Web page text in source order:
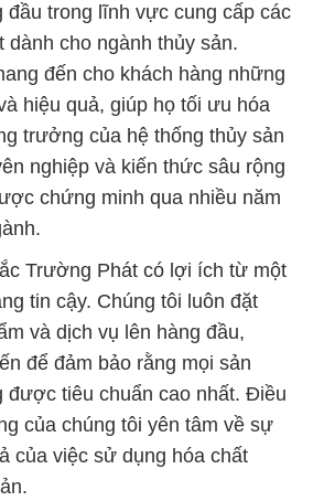
đầu trong lĩnh vực cung cấp các
dành cho ngành thủy sản.
đến cho khách hàng những
hiệu quả, giúp họ tối ưu hóa
trưởng của hệ thống thủy sản
nghiệp và kiến thức sâu rộng
chứng minh qua nhiều năm
Trường Phát có lợi ích từ một
tin cậy. Chúng tôi luôn đặt
và dịch vụ lên hàng đầu,
để đảm bảo rằng mọi sản
được tiêu chuẩn cao nhất. Điều
của chúng tôi yên tâm về sự
của việc sử dụng hóa chất